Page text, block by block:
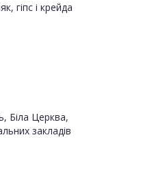
гіпс і крейда
Біла Церква,
закладів